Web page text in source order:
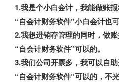
1.我是个小白会计，我能做账
“自会计财务软件”小白会计也
2.我想进销存管理的同时，做
“自会计财务软件”可以的。
3.我们公司开票多，我可以自
“自会计财务软件”可以的，不